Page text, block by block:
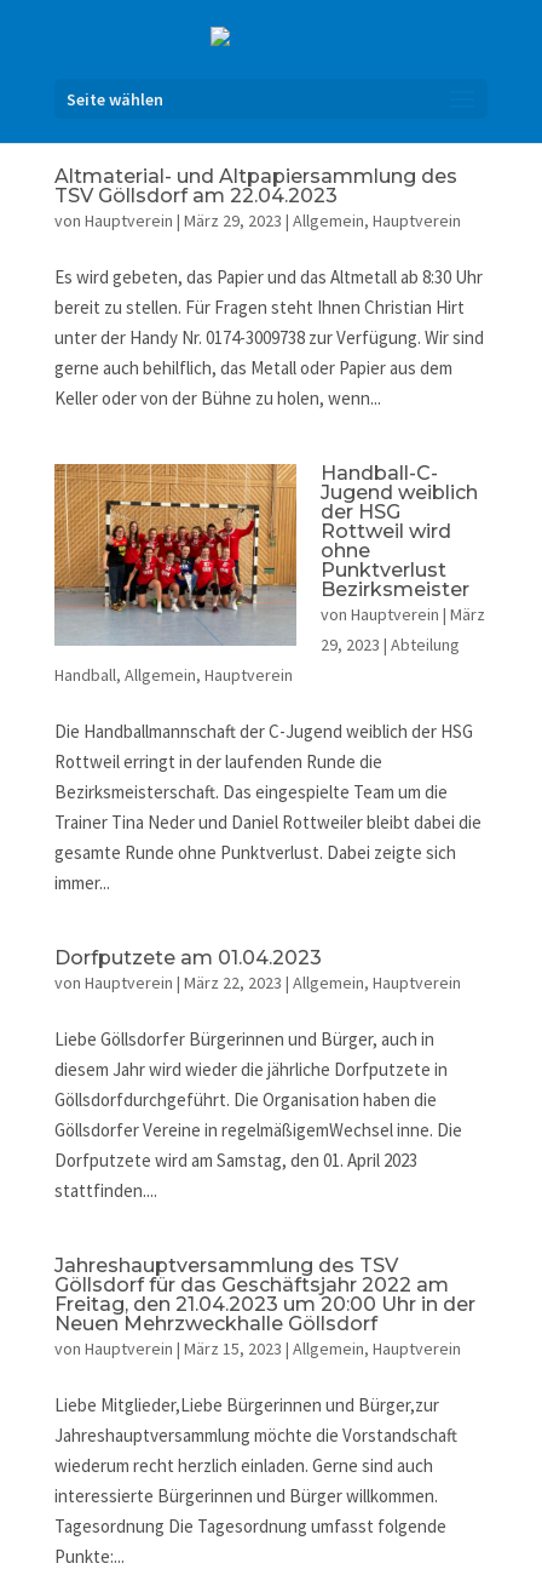
Seite wählen
Altmaterial- und Altpapiersammlung des
TSV Göllsdorf am 22.04.2023
von Hauptverein | März 29, 2023 | Allgemein, Hauptverein
Es wird gebeten, das Papier und das Altmetall ab 8:30 Uhr
bereit zu stellen. Für Fragen steht Ihnen Christian Hirt
unter der Handy Nr. 0174-3009738 zur Verfügung. Wir sind
gerne auch behilflich, das Metall oder Papier aus dem
Keller oder von der Bühne zu holen, wenn...
Handball-C-
Jugend weiblich
der HSG
Rottweil wird
ohne
Punktverlust
Bezirksmeister
von Hauptverein | März
29, 2023 | Abteilung
Handball, Allgemein, Hauptverein
Die Handballmannschaft der C-Jugend weiblich der HSG
Rottweil erringt in der laufenden Runde die
Bezirksmeisterschaft. Das eingespielte Team um die
Trainer Tina Neder und Daniel Rottweiler bleibt dabei die
gesamte Runde ohne Punktverlust. Dabei zeigte sich
immer...
Dorfputzete am 01.04.2023
von Hauptverein | März 22, 2023 | Allgemein, Hauptverein
Liebe Göllsdorfer Bürgerinnen und Bürger, auch in
diesem Jahr wird wieder die jährliche Dorfputzete in
Göllsdorfdurchgeführt. Die Organisation haben die
Göllsdorfer Vereine in regelmäßigemWechsel inne. Die
Dorfputzete wird am Samstag, den 01. April 2023
stattfinden....
Jahreshauptversammlung des TSV
Göllsdorf für das Geschäftsjahr 2022 am
Freitag, den 21.04.2023 um 20:00 Uhr in der
Neuen Mehrzweckhalle Göllsdorf
von Hauptverein | März 15, 2023 | Allgemein, Hauptverein
Liebe Mitglieder,Liebe Bürgerinnen und Bürger,zur
Jahreshauptversammlung möchte die Vorstandschaft
wiederum recht herzlich einladen. Gerne sind auch
interessierte Bürgerinnen und Bürger willkommen.
Tagesordnung Die Tagesordnung umfasst folgende
Punkte:...